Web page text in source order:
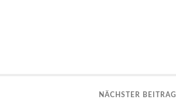
NÄCHSTER BEITRAG